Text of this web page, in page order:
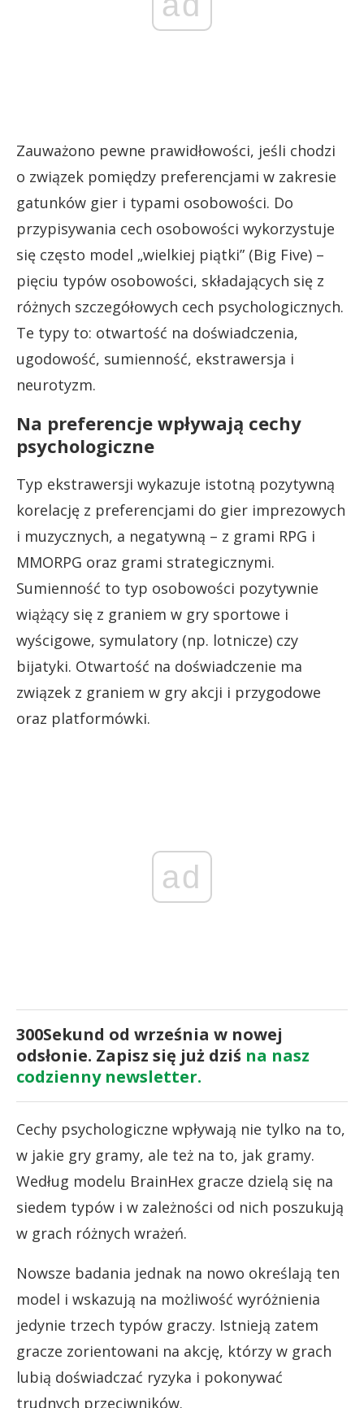
Zauważono pewne prawidłowości, jeśli chodzi
o związek pomiędzy preferencjami w zakresie
gatunków gier i typami osobowości. Do
przypisywania cech osobowości wykorzystuje
się często model „wielkiej piątki” (Big Five) –
pięciu typów osobowości, składających się z
różnych szczegółowych cech psychologicznych.
Te typy to: otwartość na doświadczenia,
ugodowość, sumienność, ekstrawersja i
neurotyzm.
Na preferencje wpływają cechy
psychologiczne
Typ ekstrawersji wykazuje istotną pozytywną
korelację z preferencjami do gier imprezowych
i muzycznych, a negatywną – z grami RPG i
MMORPG oraz grami strategicznymi.
Sumienność to typ osobowości pozytywnie
wiążący się z graniem w gry sportowe i
wyścigowe, symulatory (np. lotnicze) czy
bijatyki. Otwartość na doświadczenie ma
związek z graniem w gry akcji i przygodowe
oraz platformówki.
ad
300Sekund od września w nowej
odsłonie. Zapisz się już dziś na nasz
codzienny newsletter.
Cechy psychologiczne wpływają nie tylko na to,
w jakie gry gramy, ale też na to, jak gramy.
Według modelu BrainHex gracze dzielą się na
siedem typów i w zależności od nich poszukują
w grach różnych wrażeń.
Nowsze badania jednak na nowo określają ten
model i wskazują na możliwość wyróżnienia
jedynie trzech typów graczy. Istnieją zatem
gracze zorientowani na akcję, którzy w grach
lubią doświadczać ryzyka i pokonywać
trudnych przeciwników.